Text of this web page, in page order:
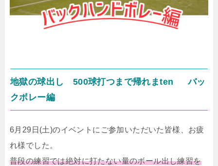
地獄の球出し 500球打つまで帰れまtenバッ
クボレー編
6月29日(土)のイベントにご参加いただいた皆様、お疲
れ様でした。
普段の練習では絶対に打たない量のボール出し練習を